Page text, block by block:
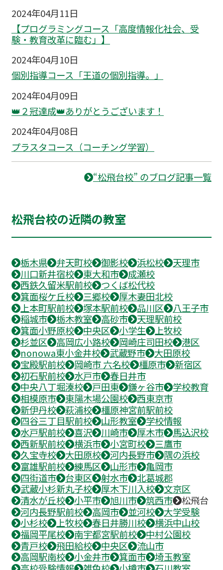
2024年04月11日
【プログラミングコース「高度情報化社会、受
験・教育改革に臨む」】
2024年04月10日
個別指導コース「王道の個別指導。」
2024年04月09日
👑２冠達成👑ありがとうございます！
2024年04月08日
プラスタコース（コーチング学習）
“松飛台校” のブログ記事一覧
松飛台校の近隣の教室
栃木県 弁天町校 御影校 浜松校
天理市
川口新井宿校
東大和市
成瀬校
西鉄久留米駅前校
つくば松代校
箕面桜ケ丘校
三郷校
厚木妻田北校
上本町駅前校
塚本駅前校 品川区
八王子市
稲城市
栃木教室 高砂市
天理駅前校
箕面小野原校
中央区 小学生
上牧校
杉並区
高岡広小路校 岡崎庄司田校
港区
nonowa東小金井校
武蔵野市
大田原校
宝殿駅前校
岡崎市 六名校 橿原市
新宿区
初石駅前校
水戸市
春日井市
中央八丁堀湊校
戸田東 鎌ヶ谷市
学校教育
相模原市
東陽木場公園校
西東京市
新伊丹校
萩浦校
橿原神宮前駅前校
四谷三丁目駅前校
山形教室
学校情報
水戸駅前校
喜沢 川崎市 厚木市
馬込沢校
西新駅前校
横浜市 小宮町校
三鷹市
久宝寺校
大田原校 河内長野市
隅の浜校
富雄駅前校
練馬区 山形市
亀岡市
四街道市
台東区 射水市
北葛城郡
武蔵小杉新丸子校
厚木下川入校
文京区
清水が丘校
小平市 旭川市 筑西市
松飛台
河内長野駅前校
高岡市 並河校
大学受験
小杉校
上牧校 春日井勝川校
横浜中山校
福岡平尾校
南宇都宮駅前校
中村公園校
青戸校
飛田給校 中央区
流山市
高岡駅南校
小金井市 箕面市
埼玉教室